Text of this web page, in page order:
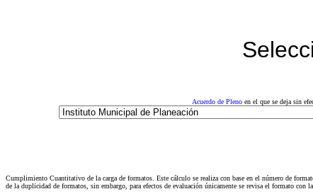
Acuerdo de Pleno en el que se deja sin
Cumplimiento Cuantitativo de la carga de formatos. Este cálculo se realiza con base en el número de
de la duplicidad de formatos, sin embargo, para efectos de evaluación únicamente se revisa el formato